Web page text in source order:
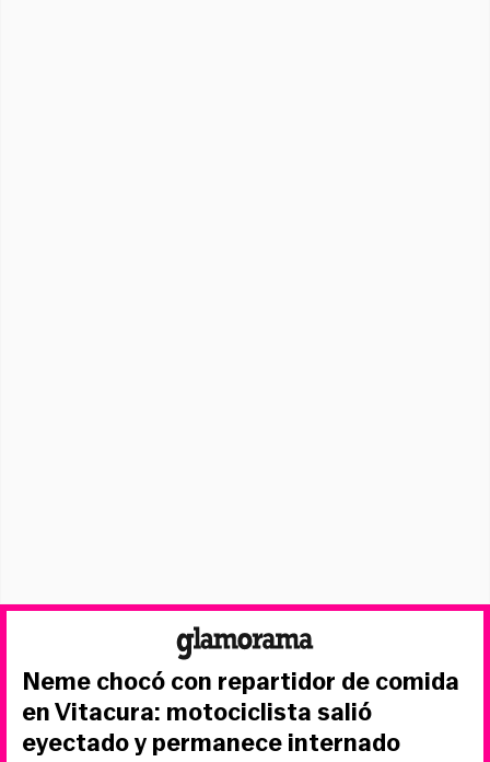
Neme chocó con repartidor de comida
en Vitacura: motociclista salió
eyectado y permanece internado